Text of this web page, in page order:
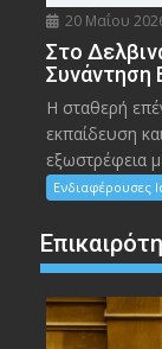
20 Μαΐου
Στο
Συνάντηση
Η σταθερή
εκπαίδευση
εξωστρέφεια
Ενδιαφέρουσες